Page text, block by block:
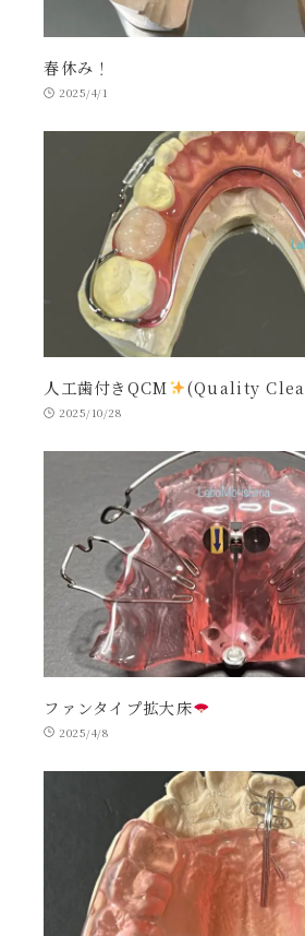
春休み！
2025/4/1
人工歯付きQCM (Quality
2025/10/28
ファンタイプ拡大床
2025/4/8